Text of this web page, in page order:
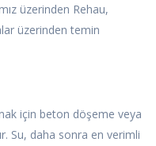
üzerinden Rehau,
üzerinden temin
için beton döşeme veya
Su, daha sonra en verimli